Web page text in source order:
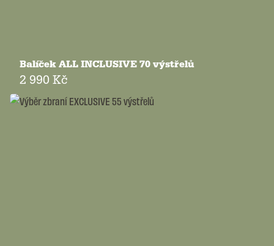
Balíček ALL INCLUSIVE 70 výstřelů
2 990 Kč